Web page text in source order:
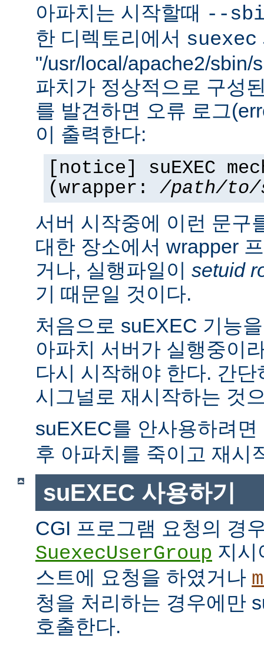
아파치는 시작할때 --
한 디렉토리에서 suexec
"/usr/local/apache2/sbin/
파치가 정상적으로 구성
를 발견하면 오류 로그
이 출력한다:
[notice] suEXEC
(wrapper: /path/to/
서버 시작중에 이런 문구
대한 장소에서 wrapper
거나, 실행파일이 setuid
기 때문일 것이다.
처음으로 suEXEC 기능
아파치 서버가 실행중이
다시 시작해야 한다. 간
시그널로 재시작하는 것
suEXEC를 안사용하려면
후 아파치를 죽이고 재시
suEXEC 사용하기
CGI 프로그램 요청의 경
SuexecUserGroup 지시
스트에 요청을 하였거나
청을 처리하는 경우에만
호출한다.